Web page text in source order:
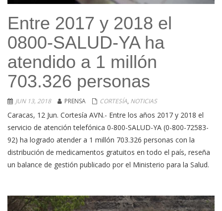
Entre 2017 y 2018 el
0800-SALUD-YA ha
atendido a 1 millón
703.326 personas
JUN 13, 2018 PRENSA CORTESÍA, NOTICIAS
Caracas, 12 Jun. Cortesía AVN.- Entre los años 2017 y 2018 el
servicio de atención telefónica 0-800-SALUD-YA (0-800-72583-
92) ha logrado atender a 1 millón 703.326 personas con la
distribución de medicamentos gratuitos en todo el país, reseña
un balance de gestión publicado por el Ministerio para la Salud.